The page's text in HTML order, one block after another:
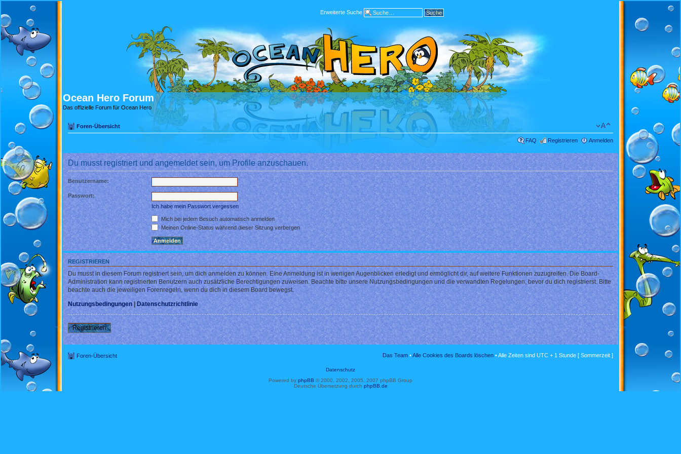
Erweiterte Suche
Ocean Hero Forum
Das offizielle Forum für Ocean Hero
Foren-Übersicht
FAQ Registrieren Anmelden
Du musst registriert und angemeldet sein, um Profile anzuschauen.
Benutzername:
Passwort:
Ich habe mein Passwort vergessen
Mich bei jedem Besuch automatisch anmelden
Meinen Online-Status während dieser Sitzung verbergen
REGISTRIEREN
Du musst in diesem Forum registriert sein, um dich anmelden zu können. Eine Anmeldung ist in wenigen Augenblicken erledigt und ermöglicht dir, auf weitere Funktionen zuzugreifen. Die Board-
Administration kann registrierten Benutzern auch zusätzliche Berechtigungen zuweisen. Beachte bitte unsere Nutzungsbedingungen und die verwandten Regelungen, bevor du dich registrierst. Bitte
beachte auch die jeweiligen Forenregeln, wenn du dich in diesem Board bewegst.
Nutzungsbedingungen|Datenschutzrichtlinie
Registrieren
Foren-Übersicht Das Team •Alle Cookies des Boards löschen • Alle Zeiten sind UTC + 1 Stunde [ Sommerzeit ]
Datenschutz
Powered by phpBB © 2000, 2002, 2005, 2007 phpBB Group
Deutsche Übersetzung durch phpBB.de